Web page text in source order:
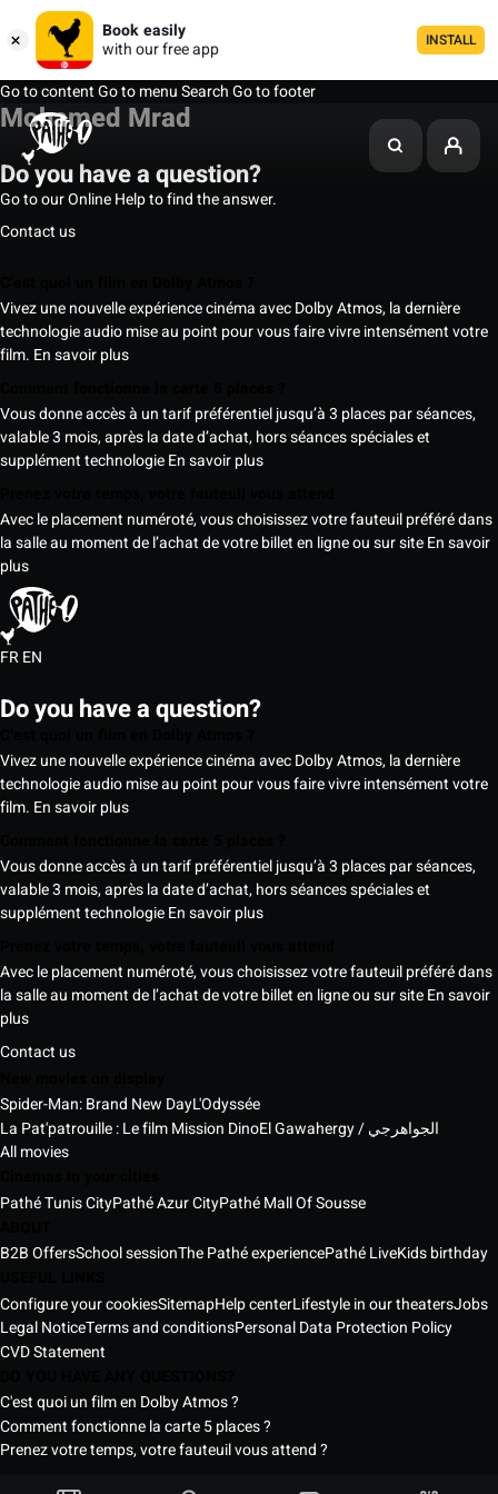
Book easily
with our free app
INSTALL
Go to contentGo to menuSearchGo to footer
Mohamed Mrad
Do you have a question?
Go to our Online Help to find the answer.
Contact us
Vivez une nouvelle expérience cinéma avec Dolby Atmos, la dernière
technologie audio mise au point pour vous faire vivre intensément votre
film. En savoir plus
Vous donne accès à un tarif préférentiel jusqu’à 3 places par séances,
valable 3 mois, après la date d’achat, hors séances spéciales et
supplément technologieEn savoir plus
Avec le placement numéroté, vous choisissez votre fauteuil préféré dans
la salle au moment de l’achat de votre billet en ligne ou sur siteEn savoir
plus
FREN
Do you have a question?
Vivez une nouvelle expérience cinéma avec Dolby Atmos, la dernière
technologie audio mise au point pour vous faire vivre intensément votre
film. En savoir plus
Vous donne accès à un tarif préférentiel jusqu’à 3 places par séances,
valable 3 mois, après la date d’achat, hors séances spéciales et
supplément technologieEn savoir plus
Avec le placement numéroté, vous choisissez votre fauteuil préféré dans
la salle au moment de l’achat de votre billet en ligne ou sur siteEn savoir
plus
Contact us
Spider-Man: Brand New DayL'Odyssée
La Pat'patrouille : Le film Mission Dino
El Gawahergy / الجواهرجي
All movies
Pathé Tunis CityPathé Azur CityPathé Mall Of Sousse
B2B OffersSchool sessionThe Pathé experiencePathé LiveKids birthday
Configure your cookiesSitemapHelp centerLifestyle in our theatersJobs
Legal NoticeTerms and conditionsPersonal Data Protection Policy
CVD Statement
C'est quoi un film en Dolby Atmos ?
Comment fonctionne la carte 5 places ?
Prenez votre temps, votre fauteuil vous attend ?